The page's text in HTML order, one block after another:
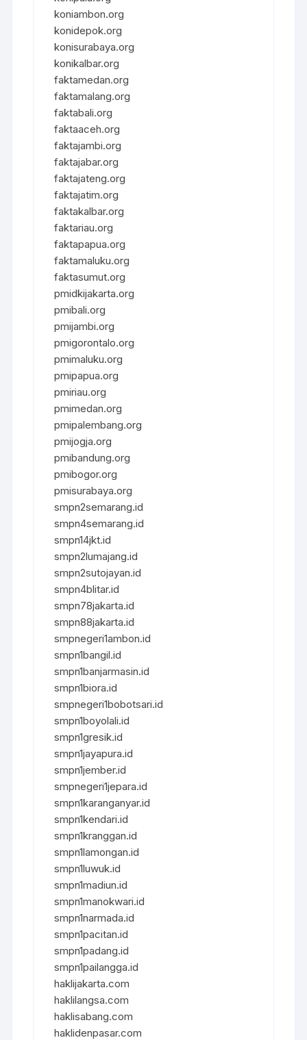
koniambon.org
konidepok.org
konisurabaya.org
konikalbar.org
faktamedan.org
faktamalang.org
faktabali.org
faktaaceh.org
faktajambi.org
faktajabar.org
faktajateng.org
faktajatim.org
faktakalbar.org
faktariau.org
faktapapua.org
faktamaluku.org
faktasumut.org
pmidkijakarta.org
pmibali.org
pmijambi.org
pmigorontalo.org
pmimaluku.org
pmipapua.org
pmiriau.org
pmimedan.org
pmipalembang.org
pmijogja.org
pmibandung.org
pmibogor.org
pmisurabaya.org
smpn2semarang.id
smpn4semarang.id
smpn14jkt.id
smpn2lumajang.id
smpn2sutojayan.id
smpn4blitar.id
smpn78jakarta.id
smpn88jakarta.id
smpnegeri1ambon.id
smpn1bangil.id
smpn1banjarmasin.id
smpn1biora.id
smpnegeri1bobotsari.id
smpn1boyolali.id
smpn1gresik.id
smpn1jayapura.id
smpn1jember.id
smpnegeri1jepara.id
smpn1karanganyar.id
smpn1kendari.id
smpn1kranggan.id
smpn1lamongan.id
smpn1luwuk.id
smpn1madiun.id
smpn1manokwari.id
smpn1narmada.id
smpn1pacitan.id
smpn1padang.id
smpn1pailangga.id
haklijakarta.com
haklilangsa.com
haklisabang.com
haklidenpasar.com